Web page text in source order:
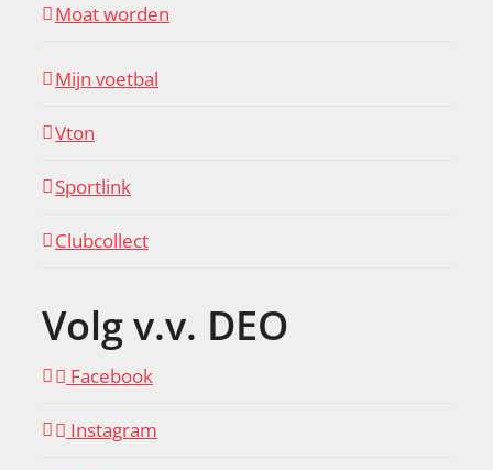
Moat worden
Mijn voetbal
Vton
Sportlink
Clubcollect
Volg v.v. DEO
Facebook
Instagram